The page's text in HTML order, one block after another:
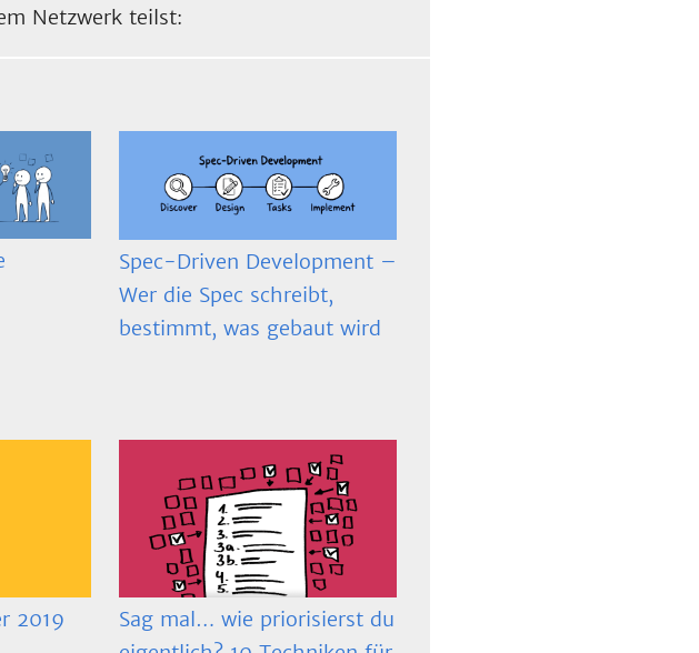
Netzwerk teilst:
Spec-Driven Development –
Wer die Spec schreibt,
bestimmt, was gebaut wird
2019
Sag mal… wie priorisierst du